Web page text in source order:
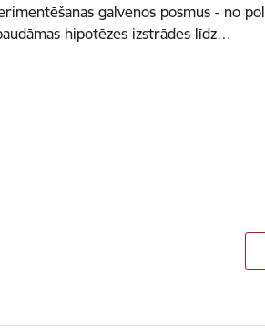
galvenos posmus - no
hipotēzes izstrādes līdz…